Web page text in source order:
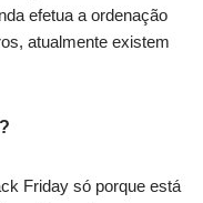
efetua a ordenação
atualmente existem
Friday só porque está